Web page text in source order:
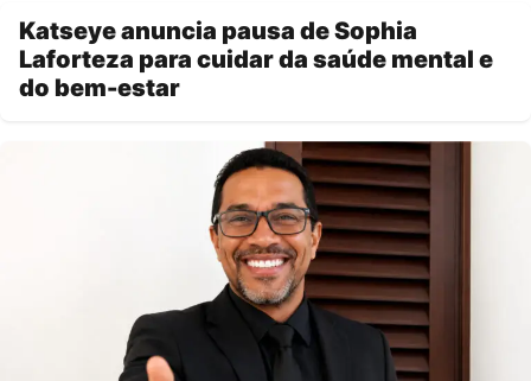
Katseye anuncia pausa de Sophia
Laforteza para cuidar da saúde mental e
do bem-estar